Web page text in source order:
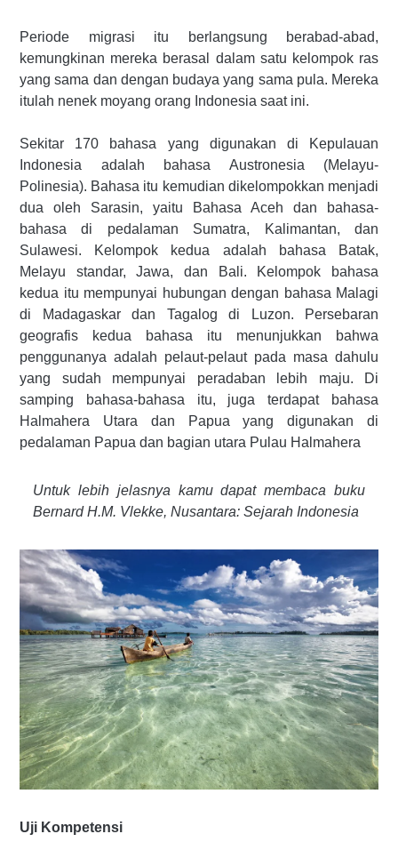
Periode migrasi itu berlangsung berabad-abad,
kemungkinan mereka berasal dalam satu kelompok ras
yang sama dan dengan budaya yang sama pula. Mereka
itulah nenek moyang orang Indonesia saat ini.
Sekitar 170 bahasa yang digunakan di Kepulauan
Indonesia adalah bahasa Austronesia (Melayu-
Polinesia). Bahasa itu kemudian dikelompokkan menjadi
dua oleh Sarasin, yaitu Bahasa Aceh dan bahasa-
bahasa di pedalaman Sumatra, Kalimantan, dan
Sulawesi. Kelompok kedua adalah bahasa Batak,
Melayu standar, Jawa, dan Bali. Kelompok bahasa
kedua itu mempunyai hubungan dengan bahasa Malagi
di Madagaskar dan Tagalog di Luzon. Persebaran
geografis kedua bahasa itu menunjukkan bahwa
penggunanya adalah pelaut-pelaut pada masa dahulu
yang sudah mempunyai peradaban lebih maju. Di
samping bahasa-bahasa itu, juga terdapat bahasa
Halmahera Utara dan Papua yang digunakan di
pedalaman Papua dan bagian utara Pulau Halmahera
Untuk lebih jelasnya kamu dapat membaca buku
Bernard H.M. Vlekke, Nusantara: Sejarah Indonesia
Uji Kompetensi